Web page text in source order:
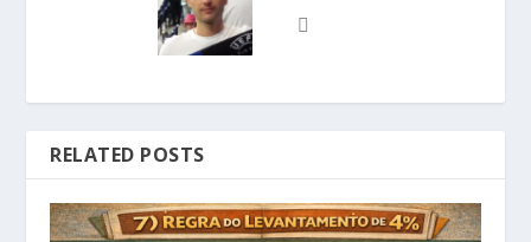
RELATED POSTS